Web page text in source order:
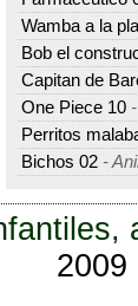
Wamba a la
Bob el
Capitan de
One Piece 10
Perritos
Bichos 02 -
2009